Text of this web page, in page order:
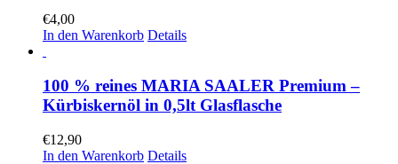
€4,00
In den Warenkorb Details
100 % reines MARIA SAALER Premium –
Kürbiskernöl in 0,5lt Glasflasche
€12,90
In den Warenkorb Details